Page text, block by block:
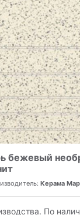
бежевый
Керама
По